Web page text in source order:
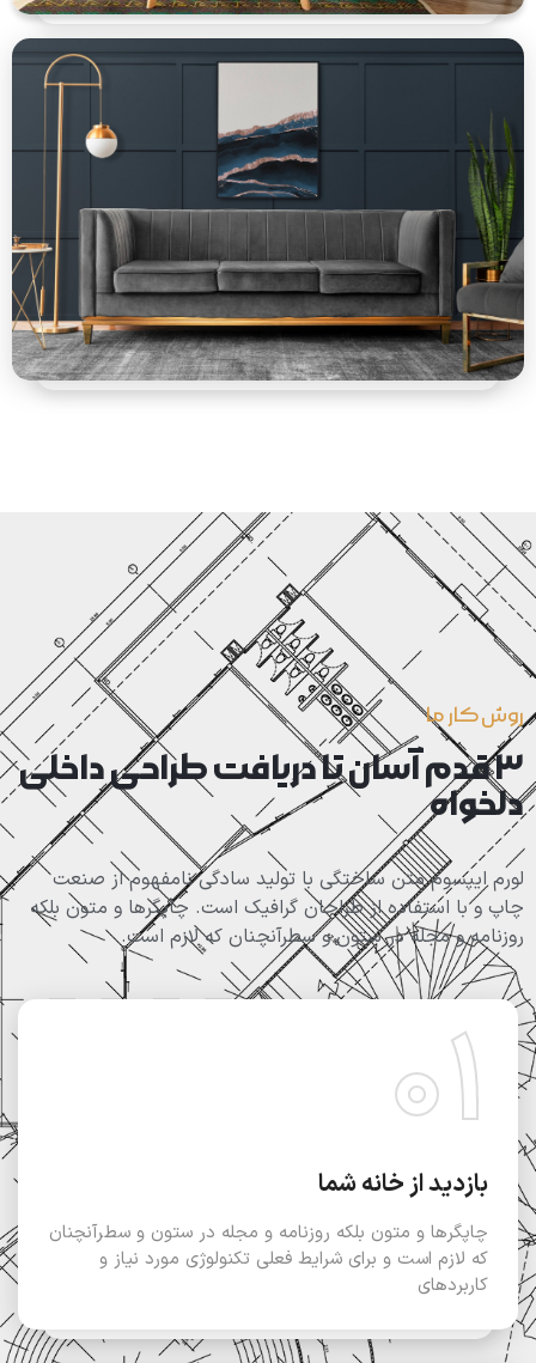
روش کار ما
3 قدم آسان تا دریافت طراحی داخلی
دلخواه
لورم ایپسوم متن ساختگی با تولید سادگی نامفهوم از صنعت
چاپ و با استفاده از طراحان گرافیک است. چاپگرها و متون بلکه
روزنامه و مجله در ستون و سطرآنچنان که لازم است.
01
بازدید از خانه شما
چاپگرها و متون بلکه روزنامه و مجله در ستون و سطرآنچنان
که لازم است و برای شرایط فعلی تکنولوژی مورد نیاز و
کاربردهای